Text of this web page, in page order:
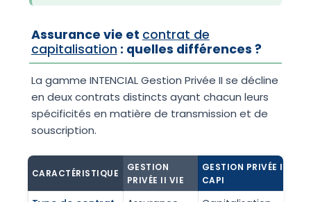
Assurance vie et contrat de
capitalisation : quelles différences ?
La gamme INTENCIAL Gestion Privée II se décline
en deux contrats distincts ayant chacun leurs
spécificités en matière de transmission et de
souscription.
CARACTÉRISTIQUE
GESTION
PRIVÉE II VIE
GESTION PRIVÉE II
CAPI